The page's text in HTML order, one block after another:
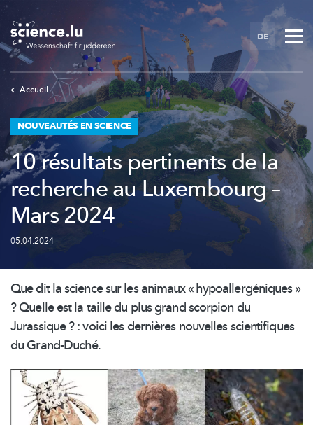
Skip
main
content
DE
Accueil
NOUVEAUTÉS EN SCIENCE
10 résultats pertinents de la
recherche au Luxembourg –
Mars 2024
05.04.2024
Que dit la science sur les animaux «hypoallergéniques»
? Quelle est la taille du plus grand scorpion du
Jurassique ? : voici les dernières nouvelles scientifiques
du Grand-Duché.